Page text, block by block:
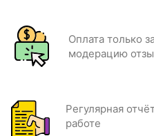
Оплата только
модерацию
Регулярная
работе